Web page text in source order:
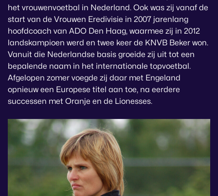
het vrouwenvoetbal in Nederland. Ook was zij vanaf de
start van de Vrouwen Eredivisie in 2007 jarenlang
hoofdcoach van ADO Den Haag, waarmee zij in 2012
landskampioen werd en twee keer de KNVB Beker won.
Vanuit die Nederlandse basis groeide zij uit tot een
bepalende naam in het internationale topvoetbal.
Afgelopen zomer voegde zij daar met Engeland
opnieuw een Europese titel aan toe, na eerdere
successen met Oranje en de Lionesses.